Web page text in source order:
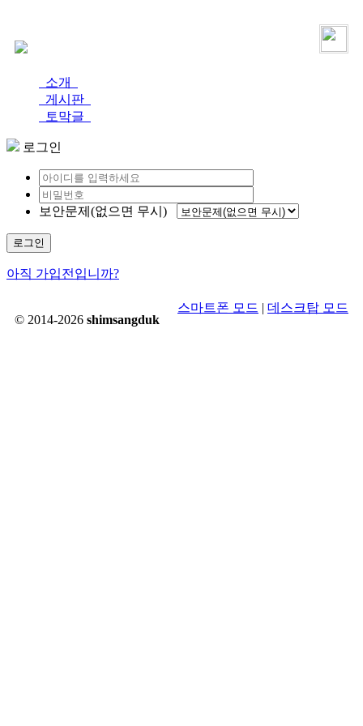
소개
게시판
토막글
로그인
보안문제(없으면 무시)
로그인
아직 가입전입니까?
© 2014-2026 shimsangduk
스마트폰 모드 | 데스크탑 모드